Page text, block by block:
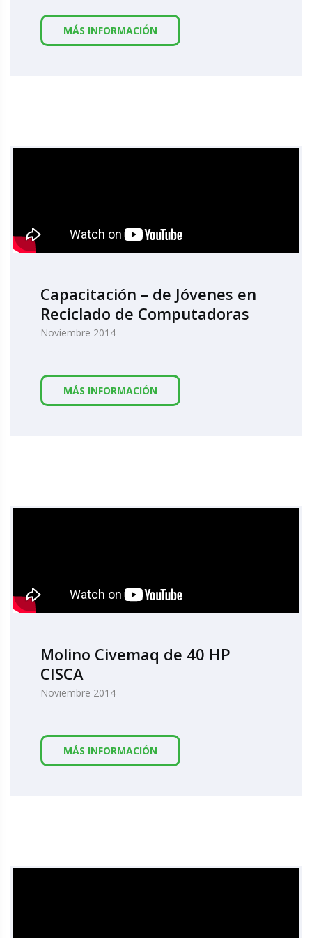
MÁS INFORMACIÓN
Capacitación – de Jóvenes en
Reciclado de Computadoras
Noviembre 2014
MÁS INFORMACIÓN
Molino Civemaq de 40 HP
CISCA
Noviembre 2014
MÁS INFORMACIÓN